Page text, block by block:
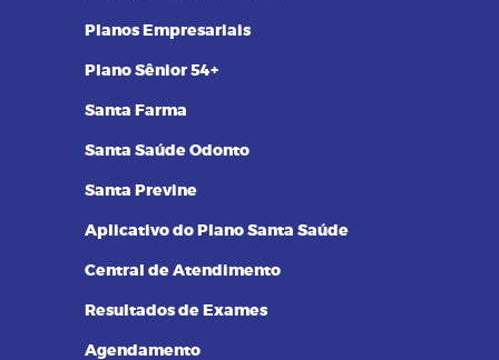
Planos Empresariais
Plano Sênior 54+
Santa Farma
Santa Saúde Odonto
Santa Previne
Aplicativo do Plano Santa Saúde
Central de Atendimento
Resultados de Exames
Agendamento